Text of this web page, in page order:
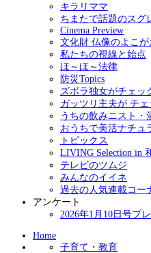
キラリママ
ちまたで話題のスグ
Cinema Preview
文化財 仏像のよこが
私たちの視線と始点
ほ～ほ～法律
防災Topics
ズボラ独女がチェッ
ガッツリ主夫が チ
うちの飲みニスト・
おうちで美活ナチュ
トピックス
LIVING Selection in
テレビのツムジ
みんなのイイネ
過去の人気連載コー
アンケート
2026年1月10日号プ
Home
子育て・教育